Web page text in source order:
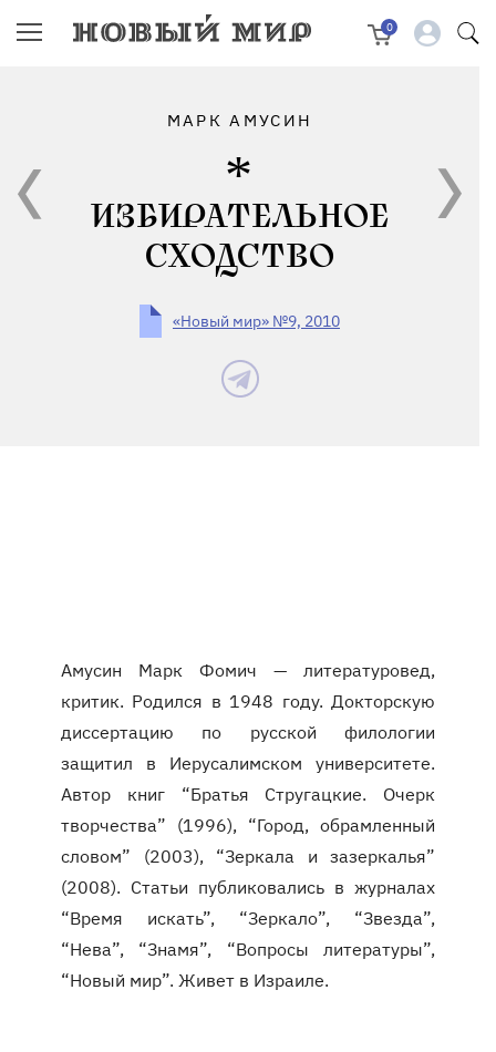
0
МАРК АМУСИН
ИЗБИРАТЕЛЬНОЕ
СХОДСТВО
«Новый мир» №9, 2010
Амусин Марк Фомич — литературовед,
критик. Родился в 1948 году. Докторскую
диссертацию по русской филологии
защитил в Иерусалимском университете.
Автор книг “Братья Стругацкие. Очерк
творчества” (1996), “Город, обрамленный
словом” (2003), “Зеркала и зазеркалья”
(2008). Статьи публиковались в журналах
“Время искать”, “Зеркало”, “Звезда”,
“Нева”, “Знамя”, “Вопросы литературы”,
“Новый мир”. Живет в Израиле.